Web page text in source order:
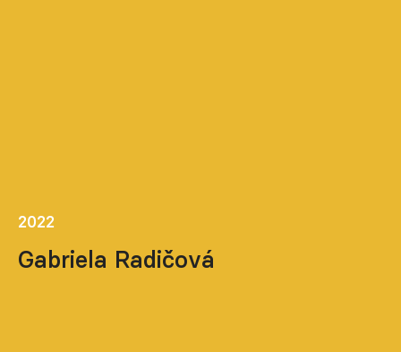
2022
Gabriela Radičová